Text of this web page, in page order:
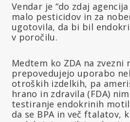
Vendar je “do zdaj
malo pesticidov in za
ugotovila, da bi bil
v poročilu.
Medtem ko ZDA na zvezni
prepovedujejo uporabo
otroških izdelkih, pa
hrano in zdravila (FDA)
testiranje endokrinih
da se BPA in več ftalatov,